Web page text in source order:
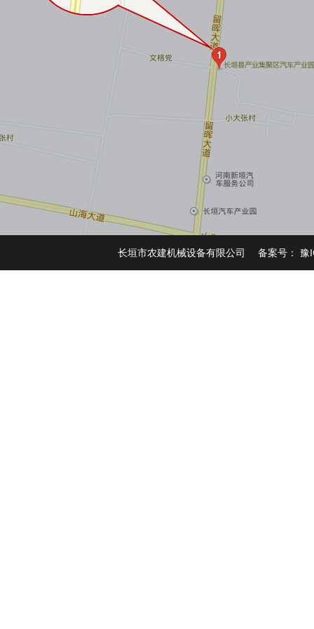
长垣市农建机械设备有限公司 备案号： 豫